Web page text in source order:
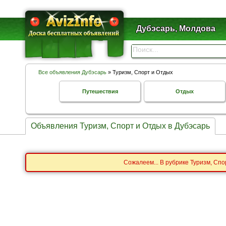
Дубэсарь, Молдова
Все объявления Дубэсарь » Туризм, Спорт и Отдых
Путешествия Отдых
Объявления Туризм, Спорт и Отдых в Дубэсарь
Сожалеем... В рубрике Туризм,